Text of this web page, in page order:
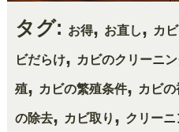
タグ: お得, お直し, カビ
ビだらけ, カビのクリーニ
殖, カビの繁殖条件, カビの
の除去, カビ取り , クリーニ